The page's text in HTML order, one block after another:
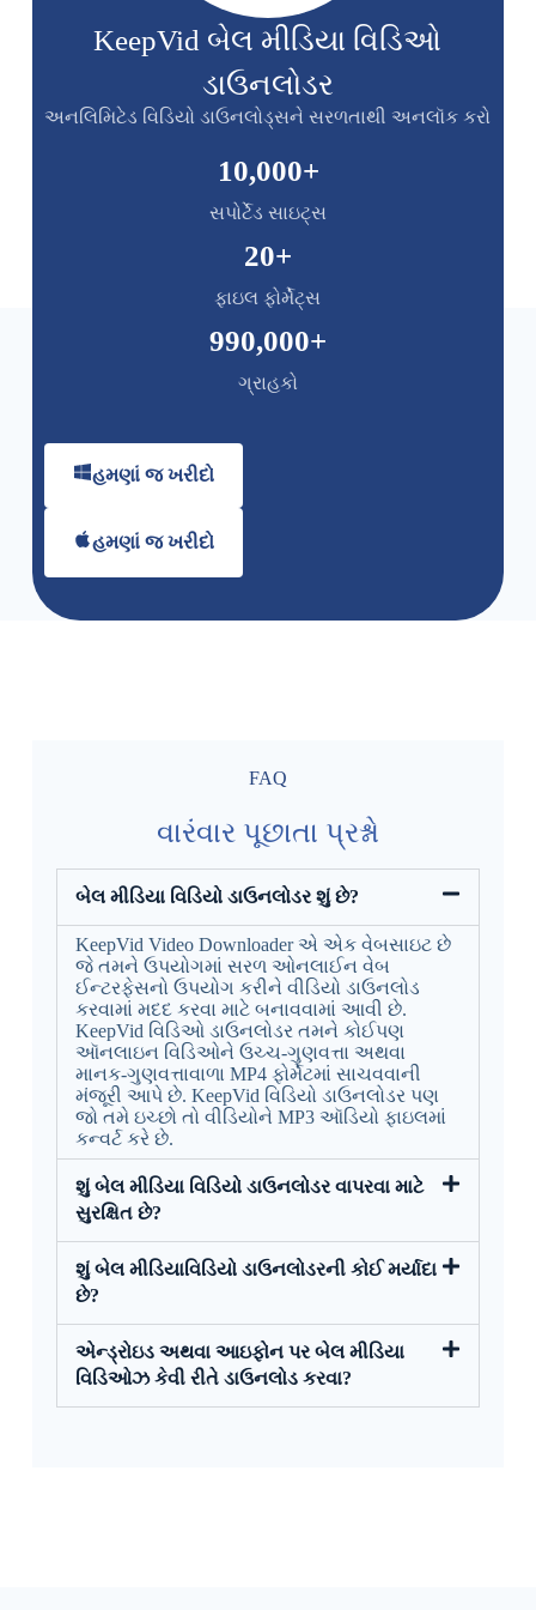
KeepVid બેલ મીડિયા વિડિઓ
ડાઉનલોડર
અનલિમિટેડ વિડિયો ડાઉનલોડ્સને સરળતાથી અનલૉક કરો
સપોર્ટેડ સાઇટ્સ
10,000+
ફાઇલ ફોર્મેટ્સ
20+
ગ્રાહકો
990,000+
હમણાં જ ખરીદો
હમણાં જ ખરીદો
FAQ
વારંવાર પૂછાતા પ્રશ્નો
બેલ મીડિયા વિડિયો ડાઉનલોડર શું છે?
KeepVid Video Downloader એ એક વેબસાઇટ છે
જે તમને ઉપયોગમાં સરળ ઓનલાઈન વેબ
ઈન્ટરફેસનો ઉપયોગ કરીને વીડિયો ડાઉનલોડ
કરવામાં મદદ કરવા માટે બનાવવામાં આવી છે.
KeepVid વિડિઓ ડાઉનલોડર તમને કોઈપણ
ઑનલાઇન વિડિઓને ઉચ્ચ-ગુણવત્તા અથવા
માનક-ગુણવત્તાવાળા MP4 ફોર્મેટમાં સાચવવાની
મંજૂરી આપે છે. KeepVid વિડિયો ડાઉનલોડર પણ
જો તમે ઇચ્છો તો વીડિયોને MP3 ઑડિયો ફાઇલમાં
કન્વર્ટ કરે છે.
શું બેલ મીડિયા વિડિયો ડાઉનલોડર વાપરવા માટે
સુરક્ષિત છે?
શું બેલ મીડિયાવિડિયો ડાઉનલોડરની કોઈ મર્યાદા
છે?
એન્ડ્રોઇડ અથવા આઇફોન પર બેલ મીડિયા
વિડિઓઝ કેવી રીતે ડાઉનલોડ કરવા?